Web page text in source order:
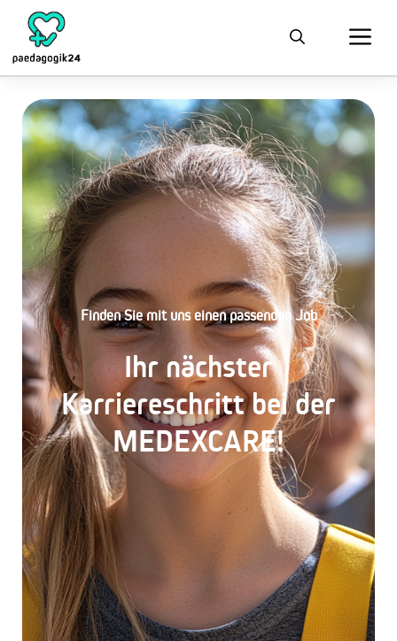
Finden Sie mit uns einen passenden Job
Ihr nächster
Karriereschrittbei der
MEDEXCARE!